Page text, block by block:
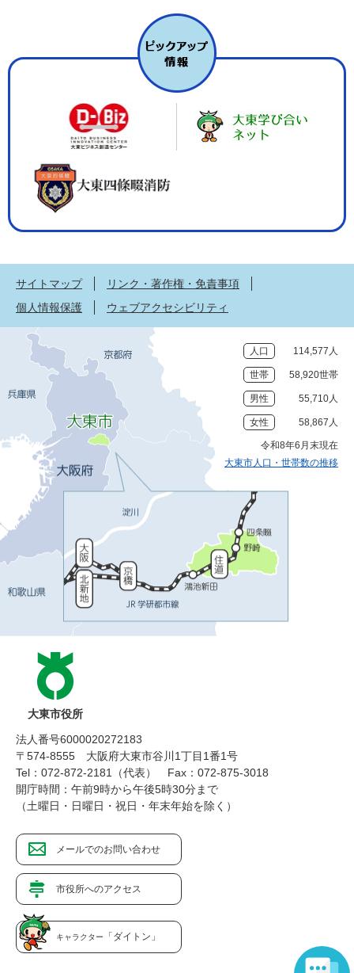
サイトマップ
リンク・著作権・免責事項
個人情報保護
ウェブアクセシビリティ
人口 114,577人
世帯 58,920世帯
男性 55,710人
女性 58,867人
令和8年6月末現在
大東市人口・世帯数の推移
大東市役所
法人番号6000020272183
〒574-8555 大阪府大東市谷川1丁目1番1号
Tel：072-872-2181（代表）
Fax：072-875-3018
開庁時間：午前9時から午後5時30分まで
（土曜日・日曜日・祝日・年末年始を除く）
メールでのお問い合わせ
市役所へのアクセス
キャラクター 「ダイトン」